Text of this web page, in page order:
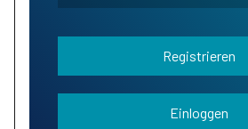
Registrieren
Einloggen